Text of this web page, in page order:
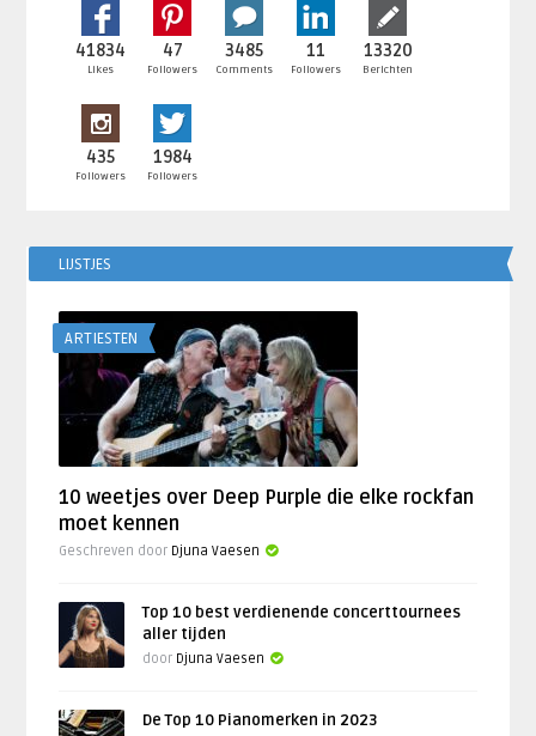
41834
Likes
47
Followers
3485
Comments
11
Followers
13320
Berichten
435
Followers
1984
Followers
LIJSTJES
ARTIESTEN
10 weetjes over Deep Purple die elke rockfan
moet kennen
Geschreven door Djuna Vaesen
Top 10 best verdienende concerttournees
aller tijden
door Djuna Vaesen
De Top 10 Pianomerken in 2023